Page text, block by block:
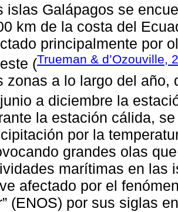
islas Galápagos se
km de la costa del
principalmente por
(Trueman & d’Ozouville,
zonas a lo largo del año,
a diciembre la
la estación cálida,
por la
grandes olas
marítimas en las
afectado por el
(ENOS) por sus siglas